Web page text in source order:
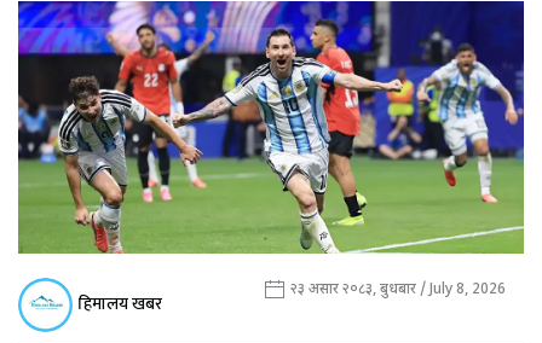
हिमालय खबर २३ असार २०८३, बुधबार / July 8, 2026